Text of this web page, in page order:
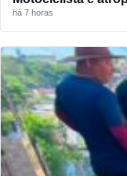
há 7 horas